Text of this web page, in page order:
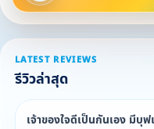
LATEST REVIEWS
รีวิวล่าสุด
เจ้าของใจดีเป็นกันเอง มีบุ